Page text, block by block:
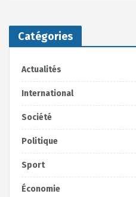
Catégories
Actualités
International
Société
Politique
Sport
Économie